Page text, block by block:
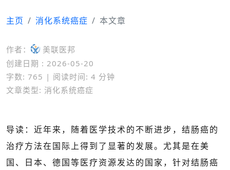
主页 消化系统癌症 本文章
作者：
美联医邦
创建日期 : 2026-05-20
字数: 765 | 阅读时间: 4 分钟
文章类型: 消化系统癌症
导读：近年来，随着医学技术的不断进步，结肠癌的
治疗方法在国际上得到了显著的发展。尤其是在美
国、日本、德国等医疗资源发达的国家，针对结肠癌